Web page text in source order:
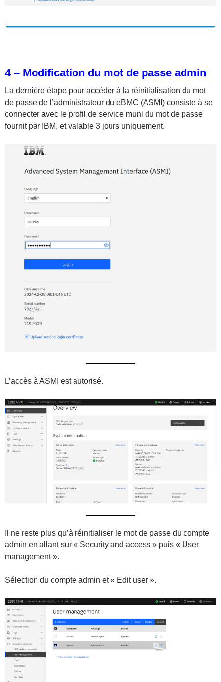
4 – Modification du mot de passe admin
La dernière étape pour accéder à la réinitialisation du mot
de passe de l’administrateur du eBMC (ASMI) consiste à se
connecter avec le profil de service muni du mot de passe
fournit par IBM, et valable 3 jours uniquement.
L’accès à ASMI est autorisé.
Il ne reste plus qu’à réinitialiser le mot de passe du compte
admin en allant sur « Security and access » puis « User
management ».
Sélection du compte admin et « Edit user ».